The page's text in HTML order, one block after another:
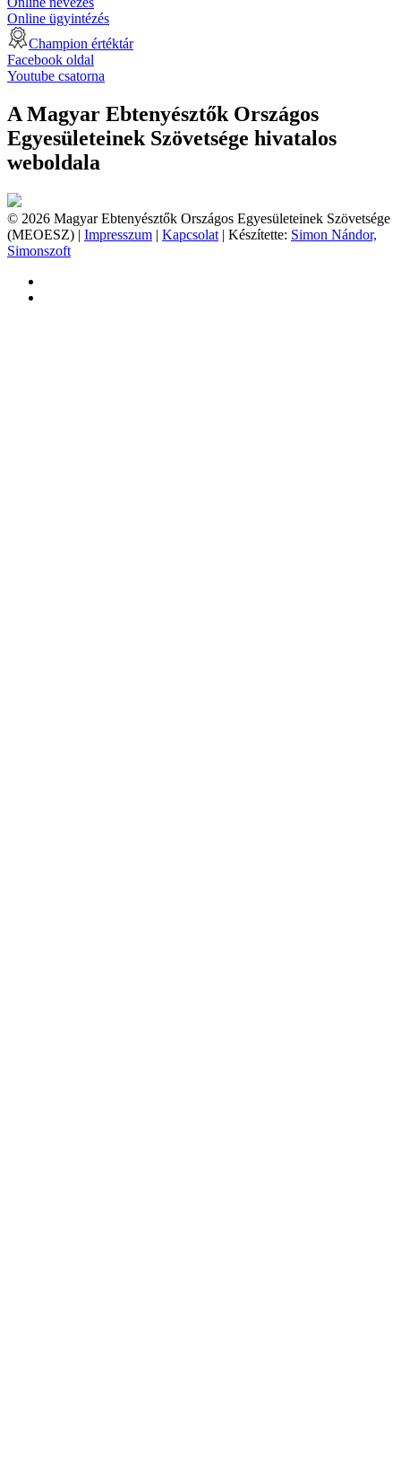
Online ügyintézés
Champion értéktár
Facebook oldal
Youtube csatorna
A Magyar Ebtenyésztők Országos
Egyesületeinek Szövetsége hivatalos
weboldala
© 2026 Magyar Ebtenyésztők Országos Egyesületeinek Szövetsége
(MEOESZ) | Impresszum | Kapcsolat | Készítette: Simon Nándor,
Simonszoft